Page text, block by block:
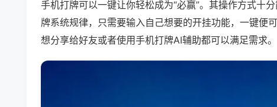
手机打牌可以一键让你轻松成为“必赢”。其操作方式十
牌系统规律，只需要输入自己想要的开挂功能，一键便
想分享给好友或者使用手机打牌AI辅助都可以满足需求。